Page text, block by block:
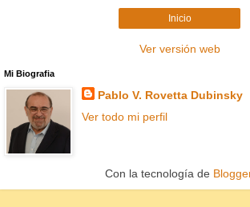
Inicio
Ver versión web
Mi Biografia
Pablo V. Rovetta Dubinsky
Ver todo mi perfil
Con la tecnología de